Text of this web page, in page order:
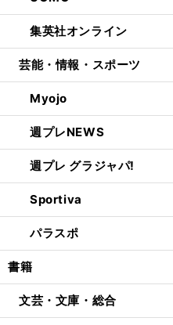
集英社オンライン
芸能・情報・スポーツ
Myojo
週プレNEWS
週プレ グラジャパ!
Sportiva
パラスポ
書籍
文芸・文庫・総合